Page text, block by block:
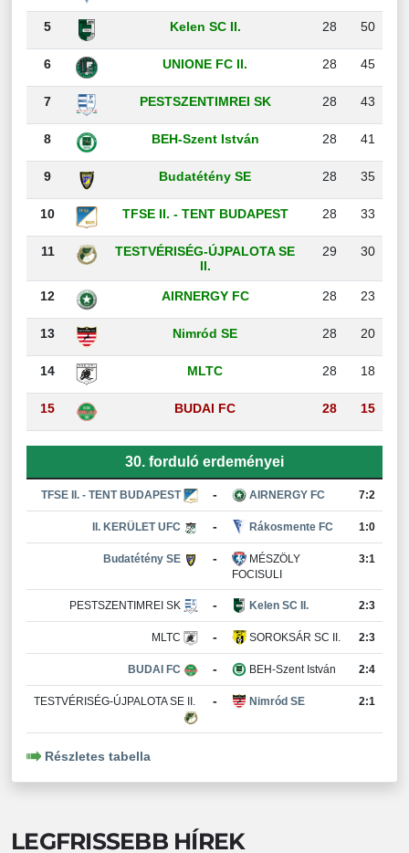
5 Kelen SC II. 28 50
6 UNIONE FC II. 28 45
7 PESTSZENTIMREI SK 28 43
8 BEH-Szent István 28 41
9 Budatétény SE 28 35
10 TFSE II. - TENT BUDAPEST 28 33
11
TESTVÉRISÉG-ÚJPALOTA SE
II.
29 30
12 AIRNERGY FC 28 23
13 Nimród SE 28 20
14 MLTC 28 18
15 BUDAI FC 28 15
30. forduló erdeményei
TFSE II. - TENT BUDAPEST - AIRNERGY FC 7:2
II. KERÜLET UFC - Rákosmente FC 1:0
Budatétény SE -
MÉSZÖLY
FOCISULI
3:1
PESTSZENTIMREI SK - Kelen SC II. 2:3
MLTC - SOROKSÁR SC II. 2:3
BUDAI FC - BEH-Szent István 2:4
TESTVÉRISÉG-ÚJPALOTA SE II. - Nimród SE 2:1
Részletes tabella
LEGFRISSEBB HÍREK